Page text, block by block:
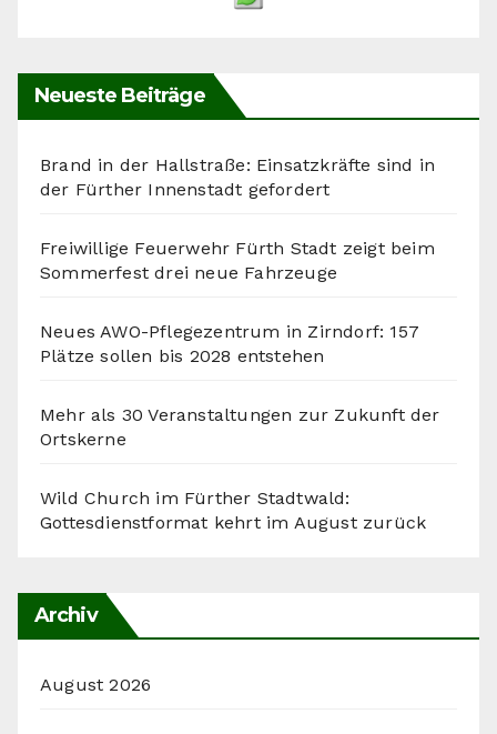
Neueste Beiträge
Brand in der Hallstraße: Einsatzkräfte sind in
der Fürther Innenstadt gefordert
Freiwillige Feuerwehr Fürth Stadt zeigt beim
Sommerfest drei neue Fahrzeuge
Neues AWO-Pflegezentrum in Zirndorf: 157
Plätze sollen bis 2028 entstehen
Mehr als 30 Veranstaltungen zur Zukunft der
Ortskerne
Wild Church im Fürther Stadtwald:
Gottesdienstformat kehrt im August zurück
Archiv
August 2026